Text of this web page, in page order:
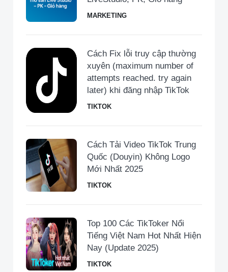
MARKETING
Cách Fix lỗi truy cập thường
xuyên (maximum number of
attempts reached. try again
later) khi đăng nhập TikTok
TIKTOK
Cách Tải Video TikTok Trung
Quốc (Douyin) Không Logo
Mới Nhất 2025
TIKTOK
Top 100 Các TikToker Nổi
Tiếng Việt Nam Hot Nhất Hiện
Nay (Update 2025)
TIKTOK